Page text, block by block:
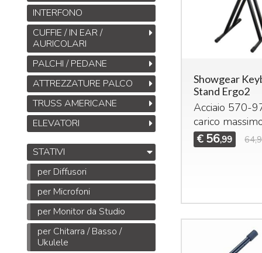
Showgear
Stand Ergo2
Acciaio 570-
carico
€ 56,99
INTERFONO
CUFFIE / IN EAR /
AURICOLARI
PALCHI / PEDANE
ATTREZZATURE PALCO
TRUSS AMERICANE
ELEVATORI
STATIVI
per Diffusori
per Microfoni
per Monitor da Studio
per Chitarra / Basso /
Ukulele